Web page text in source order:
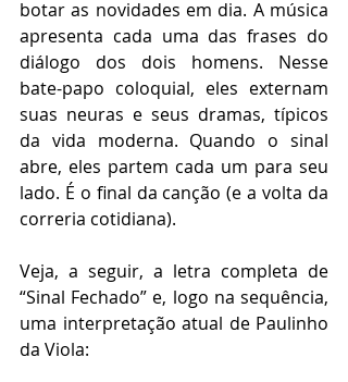
botar as novidades em dia. A música
apresenta cada uma das frases do
diálogo dos dois homens. Nesse
bate-papo coloquial, eles externam
suas neuras e seus dramas, típicos
da vida moderna. Quando o sinal
abre, eles partem cada um para seu
lado. É o final da canção (e a volta da
correria cotidiana).
Veja, a seguir, a letra completa de
“Sinal Fechado” e, logo na sequência,
uma interpretação atual de Paulinho
da Viola: